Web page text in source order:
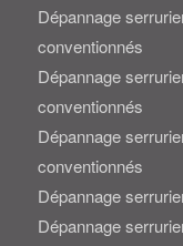
Dépannage
conventionnés
Dépannage
conventionnés
Dépannage
conventionnés
Dépannage
Dépannage